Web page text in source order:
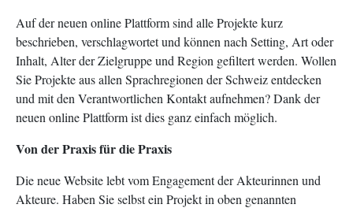
Auf der neuen online Plattform sind alle Projekte kurz
beschrieben, verschlagwortet und können nach Setting, Art oder
Inhalt, Alter der Zielgruppe und Region gefiltert werden. Wollen
Sie Projekte aus allen Sprachregionen der Schweiz entdecken
und mit den Verantwortlichen Kontakt aufnehmen? Dank der
neuen online Plattform ist dies ganz einfach möglich.
Von der Praxis für die Praxis
Die neue Website lebt vom Engagement der Akteurinnen und
Akteure. Haben Sie selbst ein Projekt in oben genannten